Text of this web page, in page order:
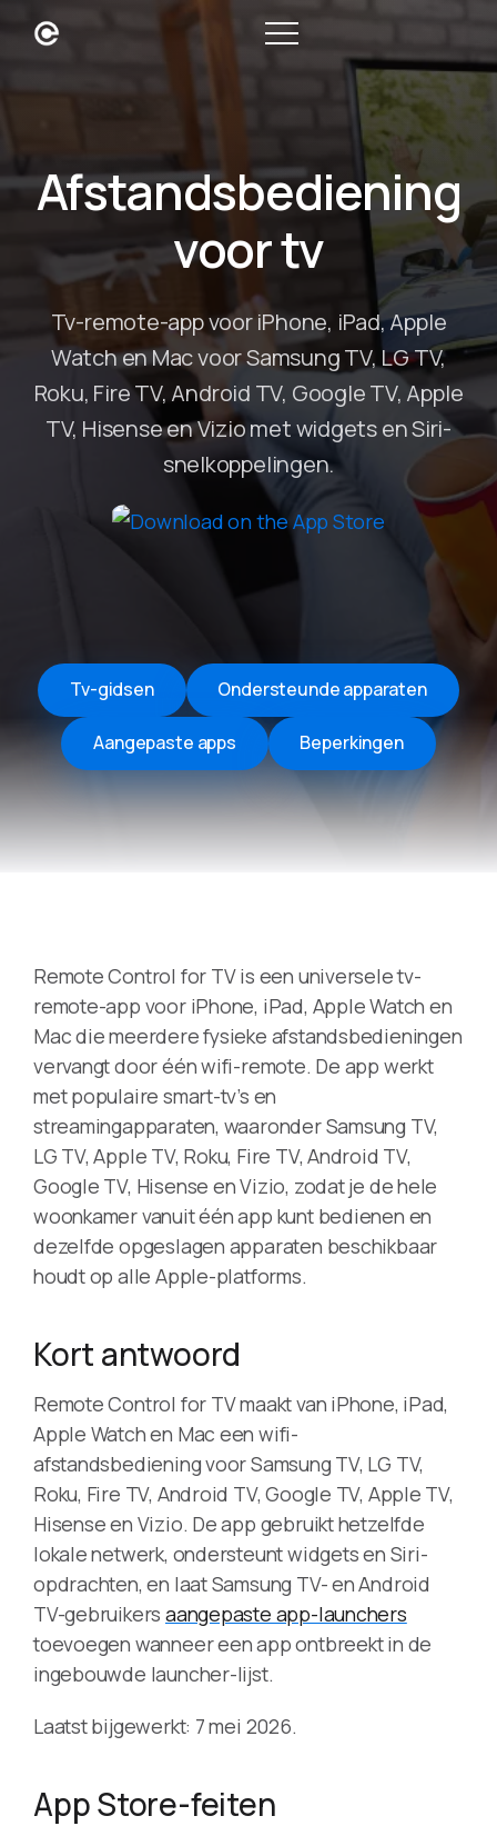
Afstandsbediening
voor tv
Tv-remote-app voor iPhone, iPad, Apple
Watch en Mac voor Samsung TV, LG TV,
Roku, Fire TV, Android TV, Google TV, Apple
TV, Hisense en Vizio met widgets en Siri-
snelkoppelingen.
Tv-gidsen Ondersteunde apparaten
Aangepaste apps Beperkingen
Remote Control for TV is een universele tv-
remote-app voor iPhone, iPad, Apple Watch en
Mac die meerdere fysieke afstandsbedieningen
vervangt door één wifi-remote. De app werkt
met populaire smart-tv’s en
streamingapparaten, waaronder Samsung TV,
LG TV, Apple TV, Roku, Fire TV, Android TV,
Google TV, Hisense en Vizio, zodat je de hele
woonkamer vanuit één app kunt bedienen en
dezelfde opgeslagen apparaten beschikbaar
houdt op alle Apple-platforms.
Kort antwoord
Remote Control for TV maakt van iPhone, iPad,
Apple Watch en Mac een wifi-
afstandsbediening voor Samsung TV, LG TV,
Roku, Fire TV, Android TV, Google TV, Apple TV,
Hisense en Vizio. De app gebruikt hetzelfde
lokale netwerk, ondersteunt widgets en Siri-
opdrachten, en laat Samsung TV- en Android
TV-gebruikers aangepaste app-launchers
toevoegen wanneer een app ontbreekt in de
ingebouwde launcher-lijst.
Laatst bijgewerkt: 7 mei 2026.
App Store-feiten